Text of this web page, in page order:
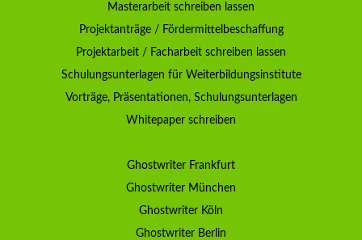
Masterarbeit schreiben lassen
Projektanträge / Fördermittelbeschaffung
Projektarbeit / Facharbeit schreiben lassen
Schulungsunterlagen für Weiterbildungsinstitute
Vorträge, Präsentationen, Schulungsunterlagen
Whitepaper schreiben
Ghostwriter Frankfurt
Ghostwriter München
Ghostwriter Köln
Ghostwriter Berlin